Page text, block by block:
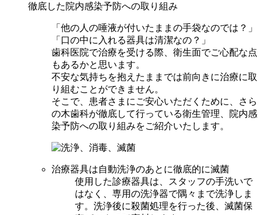
徹底した院内感染予防への取り組み
「他の人の唾液が付いたままの手袋なのでは？」
「口の中に入れる器具は清潔なの？」
歯科医院で治療を受ける際、衛生面でご心配な点
もあるかと思います。
不安な気持ちを抱えたままでは前向きに治療に取
り組むことができません。
そこで、患者さまにご安心いただくために、さら
の木歯科が徹底して行っている衛生管理、院内感
染予防への取り組みをご紹介いたします。
治療器具は自動洗浄のあとに徹底的に滅菌
使用した診療器具は、スタッフの手洗いで
はなく、専用の洗浄器で隅々まで洗浄しま
す。洗浄後に殺菌処理を行った後、滅菌保